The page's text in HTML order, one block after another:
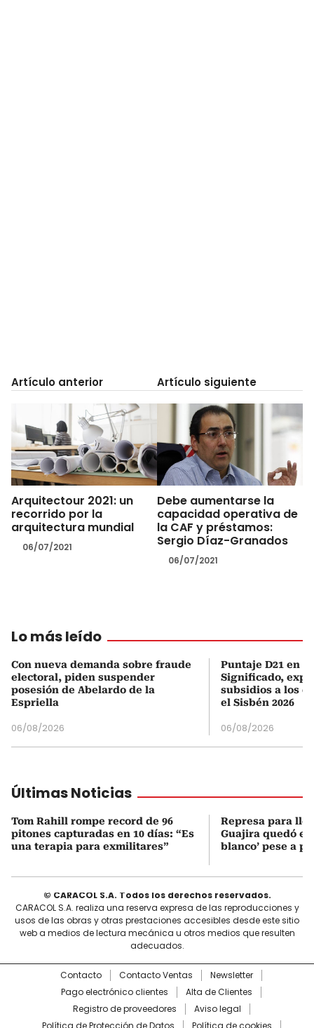
Artículo anterior
Arquitectour 2021: un
recorrido por la
arquitectura mundial
06/07/2021
Artículo siguiente
Debe aumentarse la
capacidad operativa de
la CAF y préstamos:
Sergio Díaz-Granados
06/07/2021
Lo más leído
Con nueva demanda sobre fraude
electoral, piden suspender
posesión de Abelardo de la
Espriella
06/08/2026
Puntaje D21 en
Significado,
subsidios a los
el Sisbén 2026
06/08/2026
Últimas Noticias
Tom Rahill rompe record de 96
pitones capturadas en 10 días: “Es
una terapia para exmilitares”
Represa para
Guajira quedó en
blanco’ pese a
© CARACOL S.A. Todos los derechos reservados.
CARACOL S.A. realiza una reserva expresa de las reproducciones y
usos de las obras y otras prestaciones accesibles desde este sitio
web a medios de lectura mecánica u otros medios que resulten
adecuados.
Contacto Contacto Ventas
Newsletter
Pago electrónico clientes
Alta de Clientes
Registro de proveedores
Aviso legal
Política de Protección de Datos
Política de cookies